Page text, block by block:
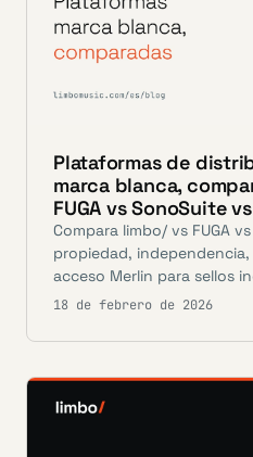
Plataformas de
marca blanca,
FUGA vs SonoSuite
Compara limbo/ vs FUGA
propiedad,
acceso Merlin para sellos
18 de febrero de 2026